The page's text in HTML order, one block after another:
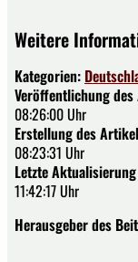
Weitere
Kategorien:
Veröffentlichung
08:26:00 Uhr
Erstellung des
08:23:31 Uhr
Letzte
11:42:17 Uhr
Herausgeber des